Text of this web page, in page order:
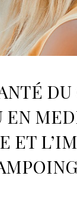
DU
EN
ET